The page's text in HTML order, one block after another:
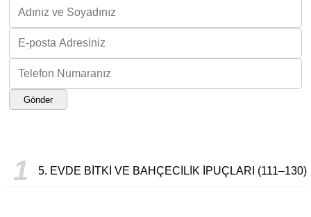
Gönder
1 5. EVDE BITKI VE BAHÇECILIK İPUÇLARI (111–130)